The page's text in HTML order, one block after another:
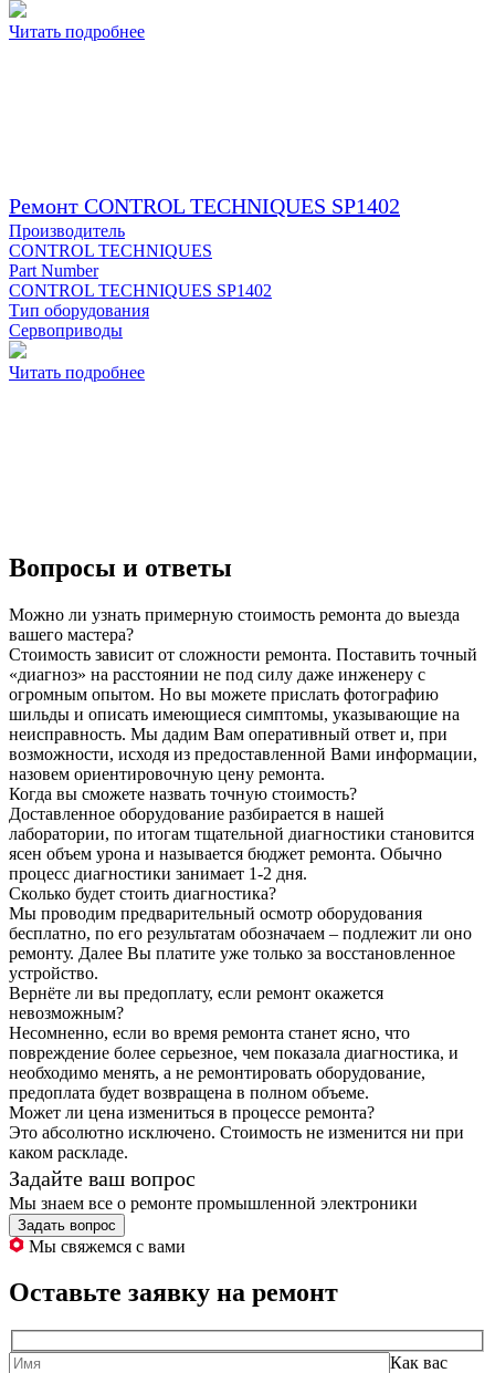
Читать подробнее
Ремонт CONTROL TECHNIQUES SP1402
Производитель
CONTROL TECHNIQUES
Part Number
CONTROL TECHNIQUES SP1402
Тип оборудования
Сервоприводы
Читать подробнее
Вопросы и ответы
Можно ли узнать примерную стоимость ремонта до выезда
вашего мастера?
Стоимость зависит от сложности ремонта. Поставить точный
«диагноз» на расстоянии не под силу даже инженеру с
огромным опытом. Но вы можете прислать фотографию
шильды и описать имеющиеся симптомы, указывающие на
неисправность. Мы дадим Вам оперативный ответ и, при
возможности, исходя из предоставленной Вами информации,
назовем ориентировочную цену ремонта.
Когда вы сможете назвать точную стоимость?
Доставленное оборудование разбирается в нашей
лаборатории, по итогам тщательной диагностики становится
ясен объем урона и называется бюджет ремонта. Обычно
процесс диагностики занимает 1-2 дня.
Сколько будет стоить диагностика?
Мы проводим предварительный осмотр оборудования
бесплатно, по его результатам обозначаем – подлежит ли оно
ремонту. Далее Вы платите уже только за восстановленное
устройство.
Вернёте ли вы предоплату, если ремонт окажется
невозможным?
Несомненно, если во время ремонта станет ясно, что
повреждение более серьезное, чем показала диагностика, и
необходимо менять, а не ремонтировать оборудование,
предоплата будет возвращена в полном объеме.
Может ли цена измениться в процессе ремонта?
Это абсолютно исключено. Стоимость не изменится ни при
каком раскладе.
Задайте ваш вопрос
Мы знаем все о ремонте промышленной электроники
Задать вопрос
Мы свяжемся с вами
Оставьте заявку на ремонт
Как вас